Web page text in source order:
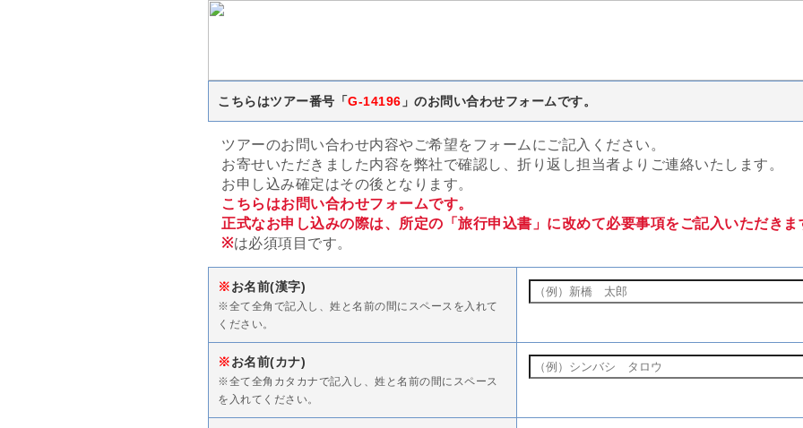
こちらはツアー番号「G-14196 」のお問い合わせフォームです。
ツアーのお問い合わせ内容やご希望をフォームにご記入ください。
お寄せいただきました内容を弊社で確認し、折り返し担当者よりご連絡いたします。
お申し込み確定はその後となります。
こちらはお問い合わせフォームです。
正式なお申し込みの際は、所定の「旅行申込書」に改めて必要事項をご記入いただきま
※は必須項目です。
※お名前(漢字)
※全て全角で記入し、姓と名前の間にスペースを入れて
ください。
※お名前(カナ)
※全て全角カタカナで記入し、姓と名前の間にスペース
を入れてください。